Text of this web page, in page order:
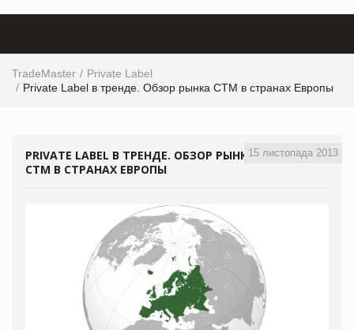
TradeMaster
Private Label
Private Label в тренде. Обзор рынка СТМ в странах Европы
15 листопада 2013
PRIVATE LABEL В ТРЕНДЕ. ОБЗОР РЫНКА
СТМ В СТРАНАХ ЕВРОПЫ